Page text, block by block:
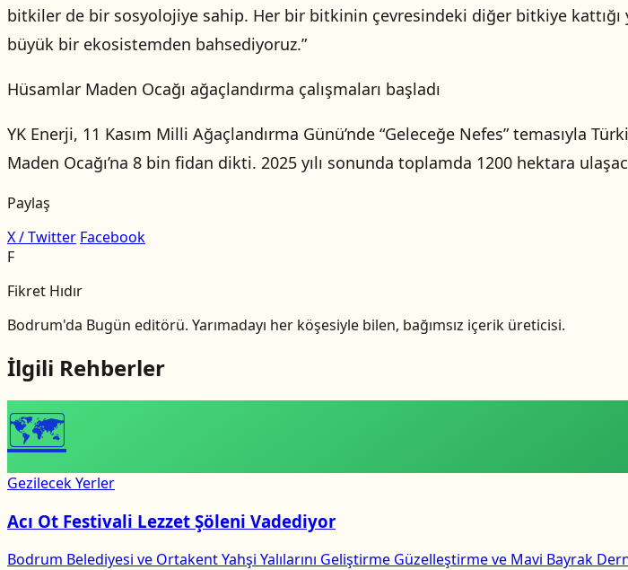
bitkiler de bir sosyolojiye sahip. Her bir bitkinin çevresindeki diğer bitkiye
büyük bir ekosistemden bahsediyoruz.”
Hüsamlar Maden Ocağı ağaçlandırma çalışmaları başladı
YK Enerji, 11 Kasım Milli Ağaçlandırma Günü’nde “Geleceğe Nefes” temasıyla
Maden Ocağı’na 8 bin fidan dikti. 2025 yılı sonunda toplamda 1200 hektara
Paylaş
X / Twitter Facebook
F
Fikret Hıdır
Bodrum'da Bugün editörü. Yarımadayı her köşesiyle bilen, bağımsız içerik üreticisi.
İlgili Rehberler
🗺
Gezilecek Yerler
Acı Ot Festivali Lezzet Şöleni Vadediyor
Bodrum Belediyesi ve Ortakent Yahşi Yalılarını Geliştirme Güzelleştirme ve Mavi Bayrak